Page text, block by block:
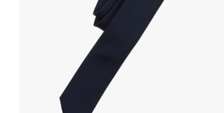
Solmiot, rusetit ja taskuliinat
Miesten päähineet, huivit ja käsineet
Miesten yöasut ja alusvaatteet
Miesten alusvaatteet
Miesten sukat
Miesten yöasut
Miesten aamutakit ja kylpytakit
Miesten takit
Miesten nahkatakit
Miesten kevät-ja syystakit
Miesten villakangastakit
Miesten talvitakit